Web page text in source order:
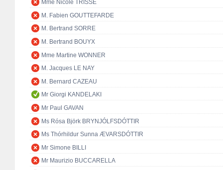
Mme Nicole TRISSE
M. Fabien GOUTTEFARDE
M. Bertrand SORRE
M. Bertrand BOUYX
Mme Martine WONNER
M. Jacques LE NAY
M. Bernard CAZEAU
Mr Giorgi KANDELAKI
Mr Paul GAVAN
Ms Rósa Björk BRYNJÓLFSDÓTTIR
Ms Thórhildur Sunna ÆVARSDÓTTIR
Mr Simone BILLI
Mr Maurizio BUCCARELLA